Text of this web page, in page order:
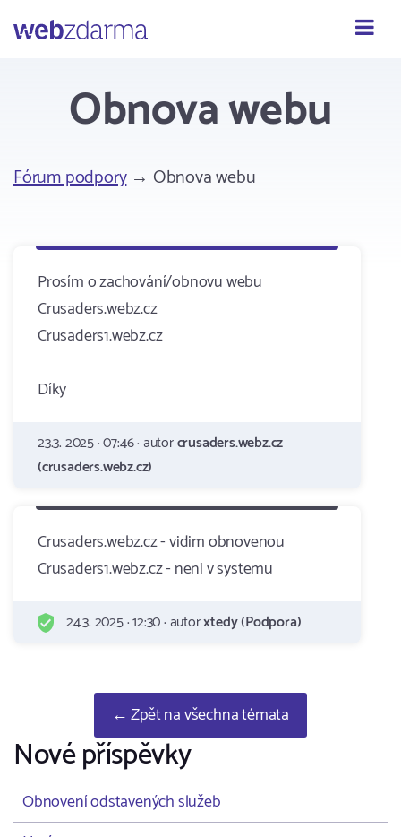
Webzdarma
Obnova webu
Fórum podpory→ Obnova webu
Prosím o zachování/obnovu webu
Crusaders.webz.cz
Crusaders1.webz.cz
Díky
23.3. 2025 · 07:46 · autorcrusaders.webz.cz
(crusaders.webz.cz)
Crusaders.webz.cz - vidim obnovenou
Crusaders1.webz.cz - neni v systemu
24.3. 2025 · 12:30 · autorxtedy (Podpora)
← Zpět na všechna témata
Nové příspěvky
Obnovení odstavených služeb